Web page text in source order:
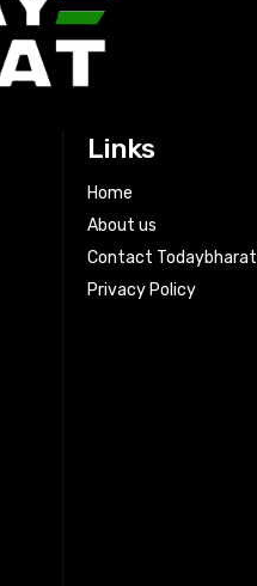
Links
Home
About us
Contact Todaybharat
Privacy Policy